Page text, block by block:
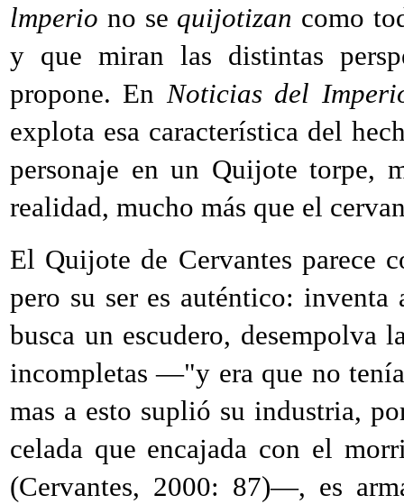
lmperio no se quijotizan como
y que miran las distintas
propone. EnNoticias del
explota esa característica del
personaje en un Quijote torpe,
realidad, mucho más que el
El Quijote de Cervantes parece
pero su ser es auténtico:
busca un escudero, desempolva
incompletas —"y era que no
mas a esto suplió su industria,
celada que encajada con el
(Cervantes, 2000: 87)—, es